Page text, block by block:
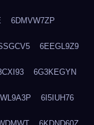
6DMVW7ZP
6EEGL9Z9
6G3KEGYN
6I5IUH76